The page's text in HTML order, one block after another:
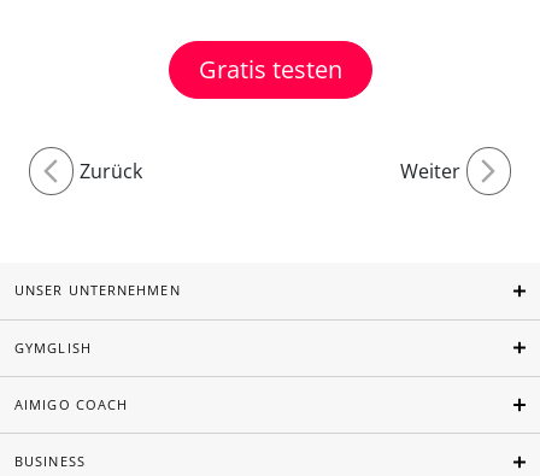
Gratis testen
Zurück Weiter
UNSER UNTERNEHMEN
GYMGLISH
AIMIGO COACH
BUSINESS